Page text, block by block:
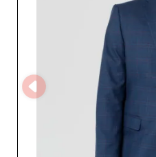
запасами и сроки
технологии улучшают ваш
предоставляя прямой и
ассортименту доступных товаров.
работы с Steve Reeve
сделки. Это
обновить ваше
церемоний до свадеб, а
— каждая коллекция
подчеркивать
неизменно привлечет
предлагает Steve Reeve. Выберите взаимовыгодное
партнерство с Steve Reeve
превосходство его
бизнес в сегменте